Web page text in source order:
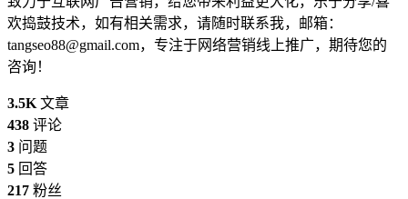
欢捣鼓技术，如有相关需求，请随时联系我，邮箱：
tangseo88@gmail.com，专注于网络营销线上推广，期待您的
咨询！
3.5K 文章
438 评论
3 问题
5 回答
217 粉丝